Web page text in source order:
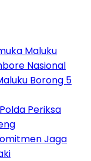
Maluku
Nasional
Borong 5
Periksa
Jaga